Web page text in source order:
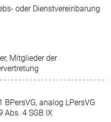
oder Dienstvereinbarung
Mitglieder der
analog LPersVG
Abs. 4 SGB IX